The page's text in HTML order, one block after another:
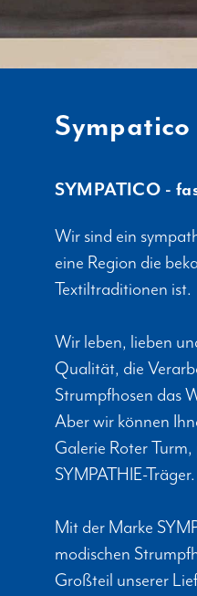
Sympatico
SYMPATICO -
Wir sind ein
eine Region die
Textiltraditionen ist.
Wir leben, lieben
Qualität, die
Strumpfhosen das
Aber wir können
Galerie Roter
SYMPATHIE-Träger.
Mit der Marke
modischen
Großteil unserer